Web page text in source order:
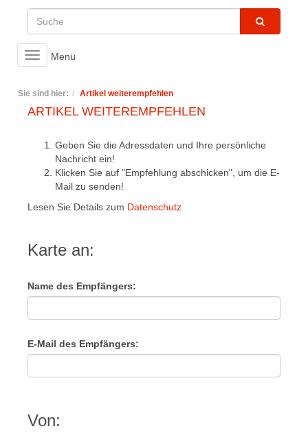
Toggle
navigation
Menü
Sie sind hier: Artikel weiterempfehlen
ARTIKEL WEITEREMPFEHLEN
Geben Sie die Adressdaten und Ihre persönliche
Nachricht ein!
Klicken Sie auf "Empfehlung abschicken", um die E-
Mail zu senden!
Lesen Sie Details zum Datenschutz
Karte an:
Name des Empfängers:
E-Mail des Empfängers:
Von: